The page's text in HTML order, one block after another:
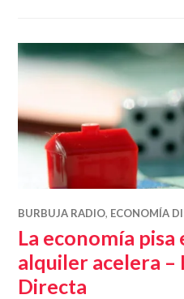
BURBUJA RADIO, ECONOMÍA
La economía
alquiler acelera –
Directa